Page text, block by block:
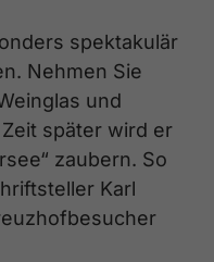
spektakulär
Nehmen Sie
und
später wird er
zaubern. So
Karl